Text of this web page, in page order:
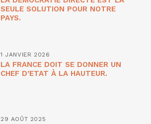
SEULE SOLUTION POUR NOTRE
PAYS.
1 JANVIER 2026
LA FRANCE DOIT SE DONNER UN
CHEF D’ETAT À LA HAUTEUR.
29 AOÛT 2025